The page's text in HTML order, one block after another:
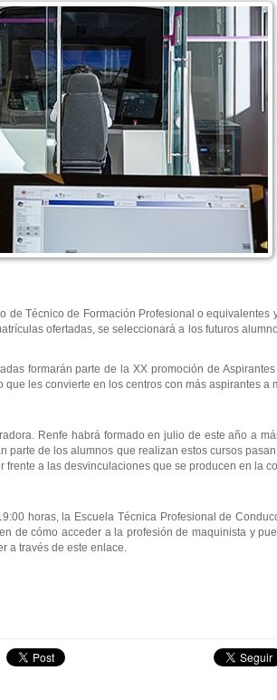
Técnico de Formación Profesional o equivalentes
ofertadas, se seleccionará a los futuros
formarán parte de la XX promoción de
les convierte en los centros con más aspirantes a
Renfe habrá formado en julio de este año a
de los alumnos que realizan estos cursos
a las desvinculaciones que se producen en la
horas, la Escuela Técnica Profesional de
de cómo acceder a la profesión de maquinista y
a través de este enlace.